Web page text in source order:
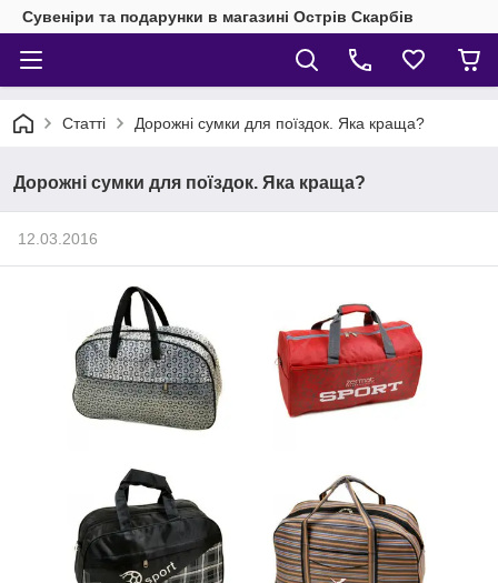
Сувеніри та подарунки в магазині Острів Скарбів
Статті Дорожні сумки для поїздок. Яка краща?
Дорожні сумки для поїздок. Яка краща?
12.03.2016